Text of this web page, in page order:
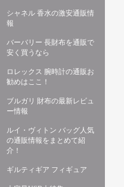
シャネル 香水の激安通販情
報
バーバリー 長財布を通販で
安く買うなら
ロレックス 腕時計の通販お
勧めはここ！
ブルガリ 財布の最新レビュ
ー情報
ルイ・ヴィトン バッグ人気
の通販情報をまとめて紹
介！
ギルティギア フィギュア